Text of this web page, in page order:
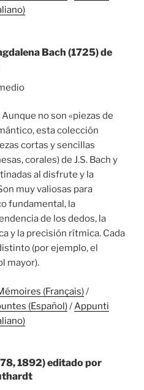
Bach (1725) de
no son «piezas de
esta colección
cortas y sencillas
corales) de J.S. Bach y
al disfrute y la
muy valiosas para
fundamental, la
de los dedos, la
y la precisión rítmica. Cada
(por ejemplo, el
mayor).
(Français)/
(Español)/Appunti
1892) editado por